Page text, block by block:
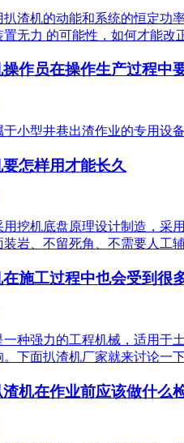
扒渣机的动能和系统的恒定功
无力 的可能性，如何才能改
作员在操作生产过程中
小型井巷出渣作业的专用设
怎样用才能长久
用挖机底盘原理设计制造，采
岩、不留死角、不需要人工
施工过程中也会受到很
一种强力的工程机械，适用于
下面扒渣机厂家就来讨论一
机在作业前应该做什么